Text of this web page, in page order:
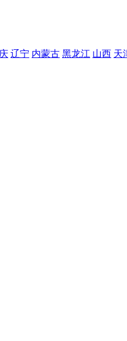
辽宁 内蒙古 黑龙江 山西 天